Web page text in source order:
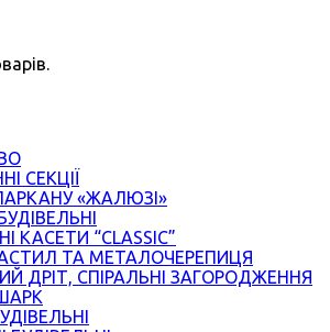
СЕКЦІЇ
«ЖАЛЮЗІ»
КАСЕТИ “CLASSIC”
ТА МЕТАЛОЧЕРЕПИЦЯ
ДРІТ, СПІРАЛЬНІ ЗАГОРОДЖЕННЯ